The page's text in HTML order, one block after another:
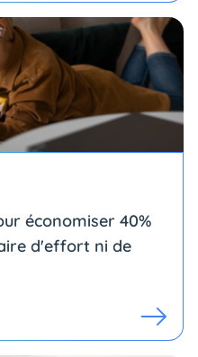
économiser 40%
d'effort ni de